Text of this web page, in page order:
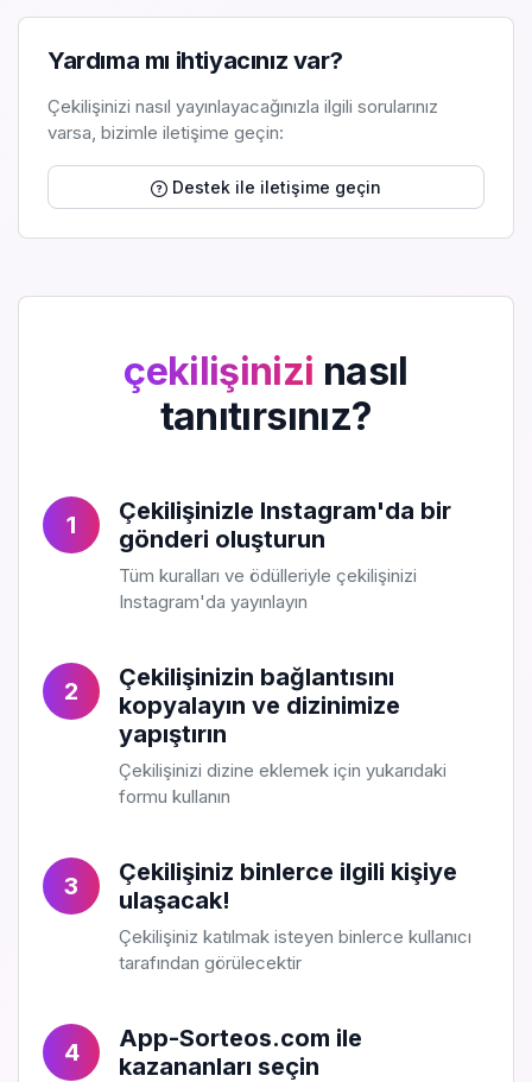
Yardıma mı ihtiyacınız var?
Çekilişinizi nasıl yayınlayacağınızla ilgili sorularınız
varsa, bizimle iletişime geçin:
Destek ile iletişime geçin
çekilişinizi nasıl
tanıtırsınız?
1
Çekilişinizle Instagram'da bir
gönderi oluşturun
Tüm kuralları ve ödülleriyle çekilişinizi
Instagram'da yayınlayın
2
Çekilişinizin bağlantısını
kopyalayın ve dizinimize
yapıştırın
Çekilişinizi dizine eklemek için yukarıdaki
formu kullanın
3
Çekilişiniz binlerce ilgili kişiye
ulaşacak!
Çekilişiniz katılmak isteyen binlerce kullanıcı
tarafından görülecektir
4
App-Sorteos.com ile
kazananları seçin